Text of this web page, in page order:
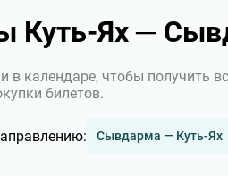
Куть-Ях ─
в календаре, чтобы получить
билетов.
Сывдарма — Куть-Ях